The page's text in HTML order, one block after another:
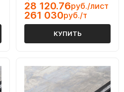
28 120.76руб./лист
261 030руб./т
КУПИТЬ